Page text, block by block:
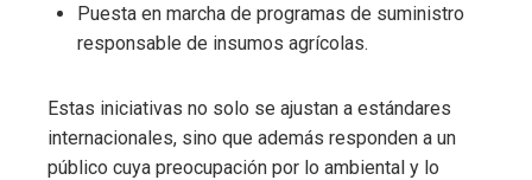
Puesta en marcha de programas de suministro
responsable de insumos agrícolas.
Estas iniciativas no solo se ajustan a estándares
internacionales, sino que además responden a un
público cuya preocupación por lo ambiental y lo